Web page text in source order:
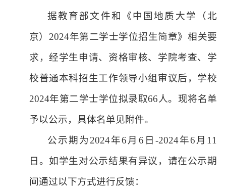
据教育部文件和《中国地质大学（北
京） 2024年第二学士学位招生简章》相关要
求，经学生申请、资格审核、学院考查、学
校普通本科招生工作领导小组审议后，学校
2024年第二学士学位拟录取66人。现将名单
予以公示，具体名单见附件。
公示期为 2024年6 月 6 日 -2024年6 月 11
日。如学生对公示结果有异议，请在公示期
间通过以下方式进行反馈：